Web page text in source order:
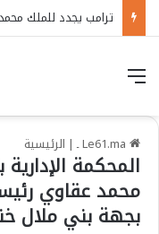
| الرئيسية
المحكمة الإدارية
محمد عقاوي
بجهة بني ملال